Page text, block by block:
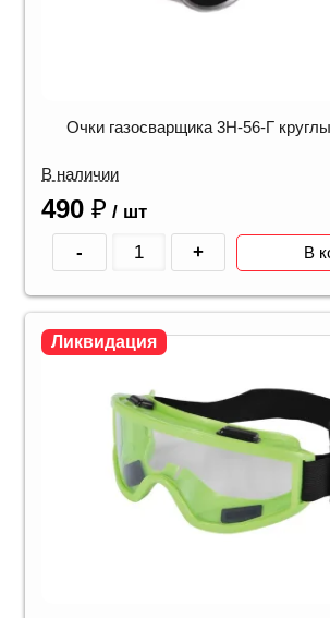
Очки газосварщика 3Н-56-Г
В наличии
490 ₽ / шт
- + В
Ликвидация